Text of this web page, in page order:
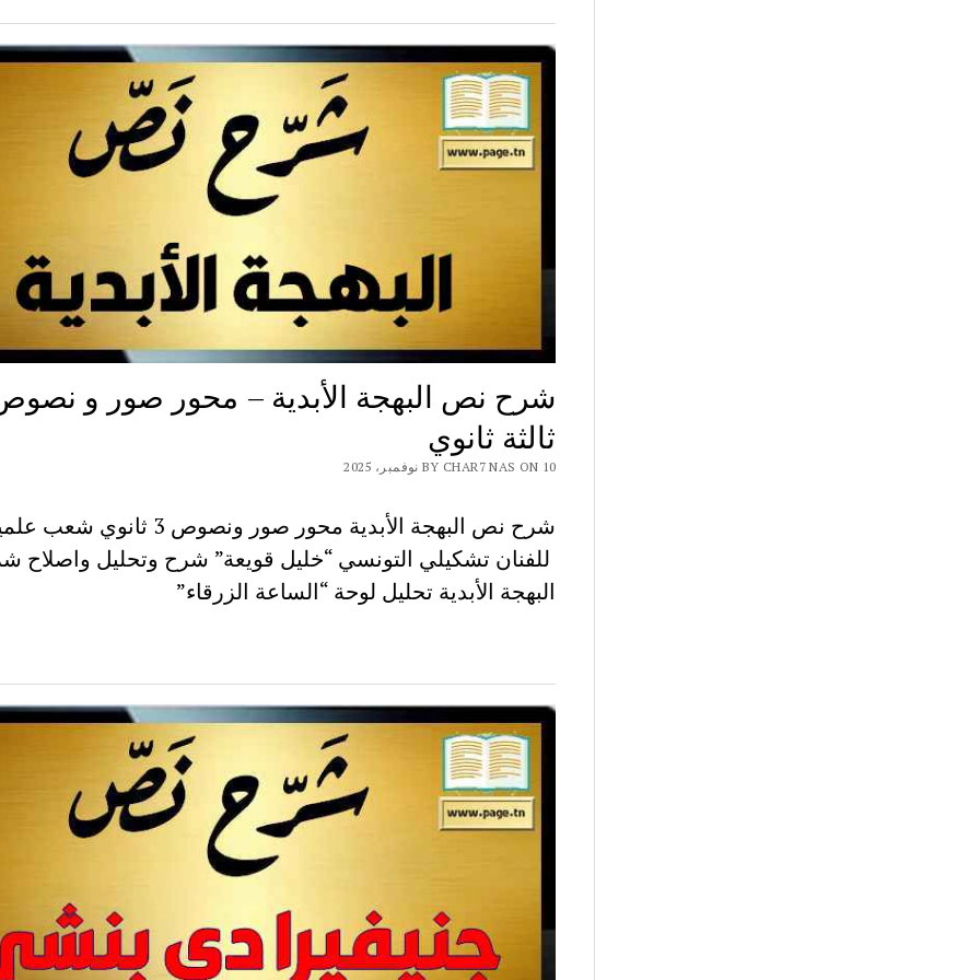
شرح نص البهجة الأبدية – محور صور و
ثالثة ثانوي
BY CHAR7 NAS ON 10 نوفمبر، 2025
شرح نص البهجة الأبدية محور صور ونصوص 3 ثانوي
للفنان تشكيلي التونسي “خليل قويعة” شرح وتحليل واصلاح
البهجة الأبدية تحليل لوحة “الساعة الزرقاء”